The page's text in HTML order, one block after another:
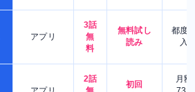
アプリ
3話
無
料
無料試し
読み
都度
入
2話
初回
月額